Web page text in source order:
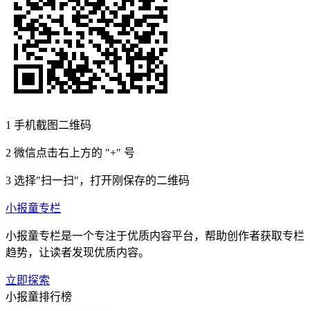
1 手机截图二维码
2 微信点击右上方的 "+" 号
3 选择"扫一扫"，打开刚保存的二维码
小报童专栏
小报童专栏是一个专注于优质内容平台，帮助创作者获取专栏
趋势，让读者发现优质内容。
立即探索
小报童排行榜